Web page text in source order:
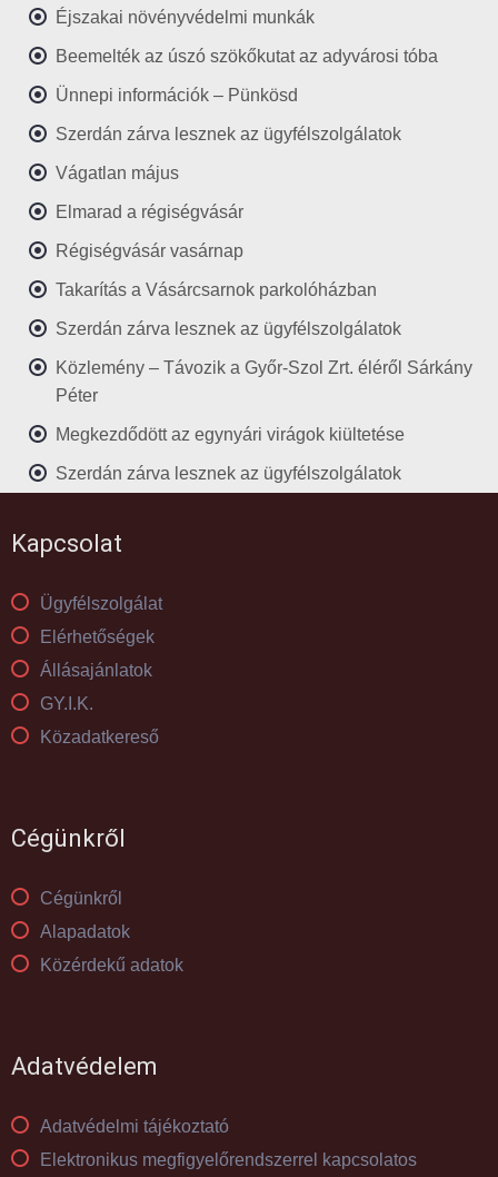
Éjszakai növényvédelmi munkák
Beemelték az úszó szökőkutat az adyvárosi tóba
Ünnepi információk – Pünkösd
Szerdán zárva lesznek az ügyfélszolgálatok
Vágatlan május
Elmarad a régiségvásár
Régiségvásár vasárnap
Takarítás a Vásárcsarnok parkolóházban
Szerdán zárva lesznek az ügyfélszolgálatok
Közlemény – Távozik a Győr-Szol Zrt. éléről Sárkány
Péter
Megkezdődött az egynyári virágok kiültetése
Szerdán zárva lesznek az ügyfélszolgálatok
Kapcsolat
Ügyfélszolgálat
Elérhetőségek
Állásajánlatok
GY.I.K.
Közadatkereső
Cégünkről
Cégünkről
Alapadatok
Közérdekű adatok
Adatvédelem
Adatvédelmi tájékoztató
Elektronikus megfigyelőrendszerrel kapcsolatos